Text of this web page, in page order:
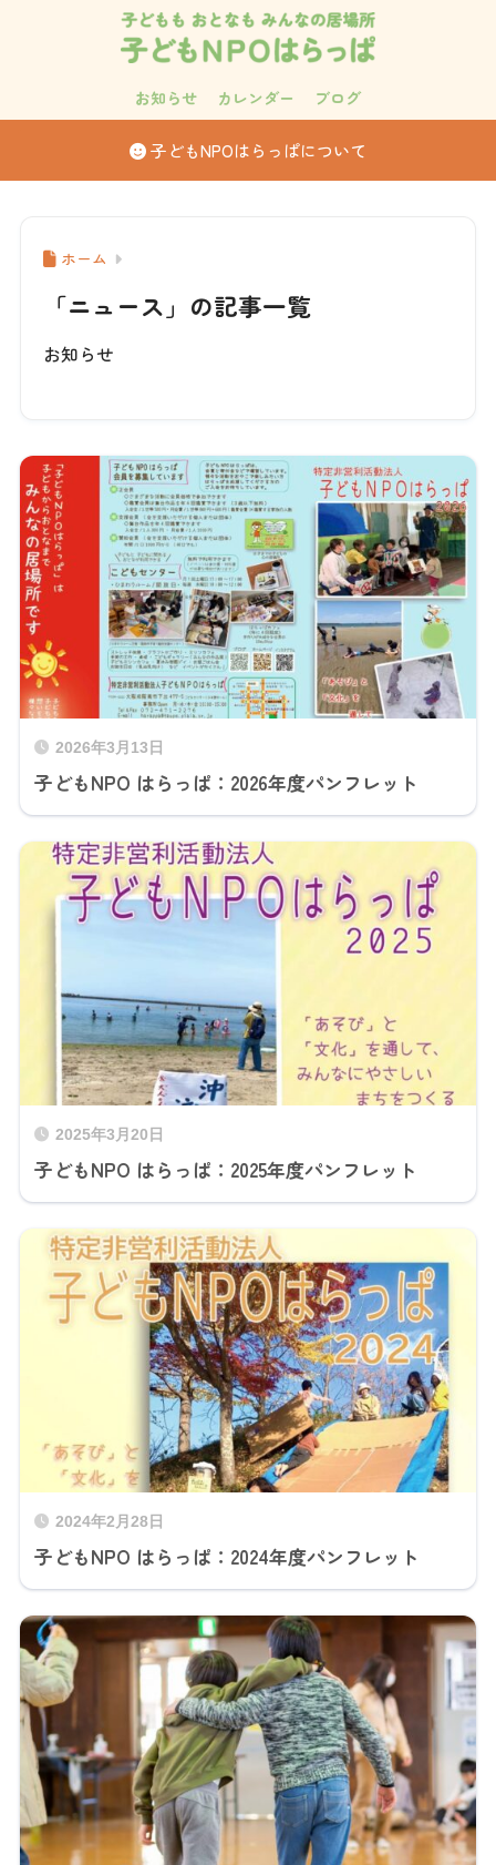
お知らせ カレンダー ブログ
子どもNPOはらっぱについて
ホーム
「ニュース」の記事一覧
お知らせ
2026年3月13日
子どもNPO はらっぱ：2026年度パンフレット
2025年3月20日
子どもNPO はらっぱ：2025年度パンフレット
2024年2月28日
子どもNPO はらっぱ：2024年度パンフレット